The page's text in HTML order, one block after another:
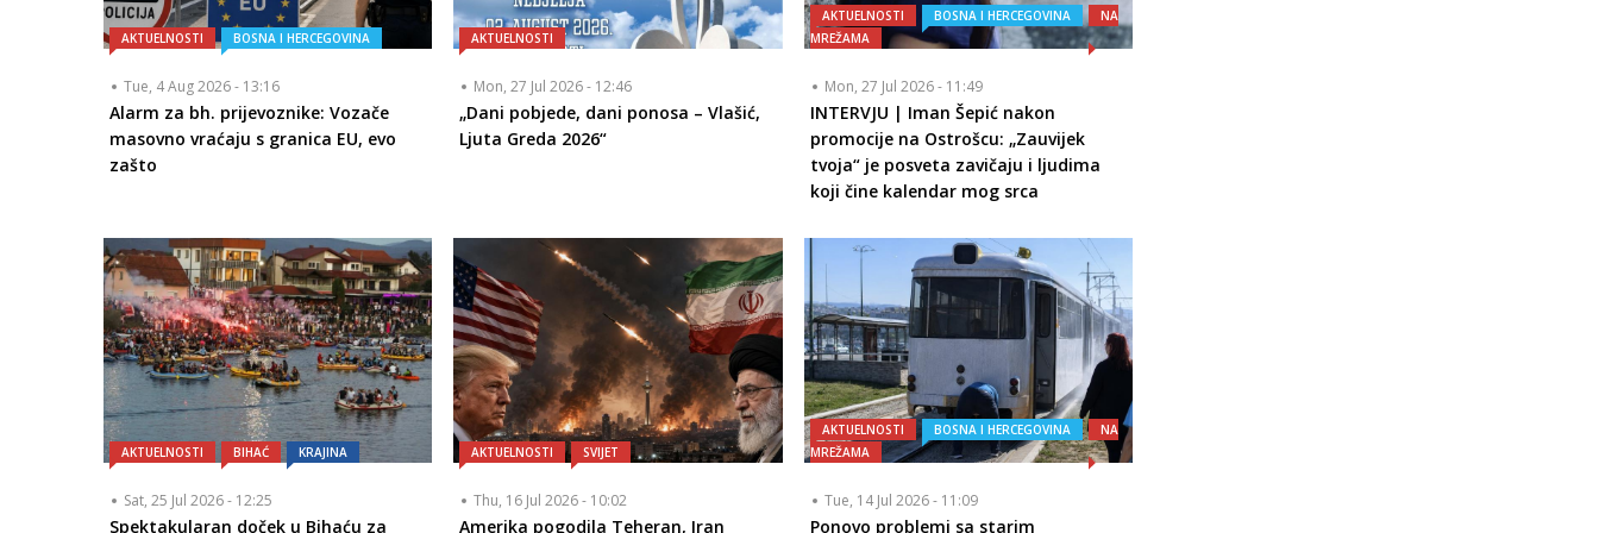
AKTUELNOSTI BOSNA I HERCEGOVINA
Tue, 4 Aug 2026 - 13:16
Alarm za bh. prijevoznike: Vozače
masovno vraćaju s granica EU, evo
zašto
AKTUELNOSTI
Mon, 27 Jul 2026 - 12:46
„Dani pobjede, dani ponosa – Vlašić,
Ljuta Greda 2026“
AKTUELNOSTI BOSNA I HERCEGOVINA
NA
MREŽAMA
Mon, 27 Jul 2026 - 11:49
INTERVJU | Iman Šepić nakon
promocije na Ostrošcu: „Zauvijek
tvoja“ je posveta zavičaju i ljudima
koji čine kalendar mog srca
AKTUELNOSTI BIHAĆ KRAJINA
Sat, 25 Jul 2026 - 12:25
Spektakularan doček u Bihaću za
AKTUELNOSTI SVIJET
Thu, 16 Jul 2026 - 10:02
Amerika pogodila Teheran, Iran
AKTUELNOSTI BOSNA I HERCEGOVINA
NA
MREŽAMA
Tue, 14 Jul 2026 - 11:09
Ponovo problemi sa starim